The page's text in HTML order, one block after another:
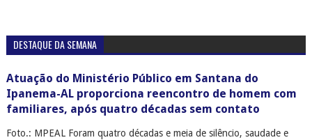
DESTAQUE DA SEMANA
Atuação do Ministério Público em Santana do
Ipanema-AL proporciona reencontro de homem com
familiares, após quatro décadas sem contato
Foto.: MPEAL Foram quatro décadas e meia de silêncio, saudade e